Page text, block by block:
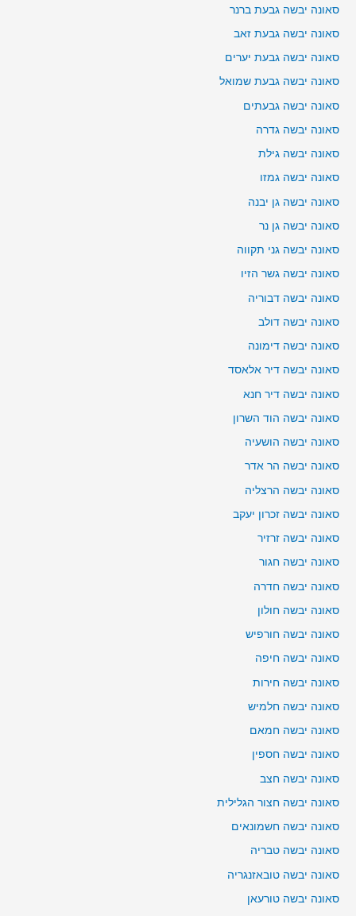
סאונה יבשה גבעת ברנר
סאונה יבשה גבעת זאב
סאונה יבשה גבעת יערים
סאונה יבשה גבעת שמואל
סאונה יבשה גבעתים
סאונה יבשה גדרה
סאונה יבשה גילת
סאונה יבשה גמזו
סאונה יבשה גן יבנה
סאונה יבשה גן נר
סאונה יבשה גני תקווה
סאונה יבשה גשר הזיו
סאונה יבשה דבוריה
סאונה יבשה דולב
סאונה יבשה דימונה
סאונה יבשה דיר אלאסד
סאונה יבשה דיר חנא
סאונה יבשה הוד השרון
סאונה יבשה הושעיה
סאונה יבשה הר אדר
סאונה יבשה הרצליה
סאונה יבשה זכרון יעקב
סאונה יבשה זרזיר
סאונה יבשה חגור
סאונה יבשה חדרה
סאונה יבשה חולון
סאונה יבשה חורפיש
סאונה יבשה חיפה
סאונה יבשה חירות
סאונה יבשה חלמיש
סאונה יבשה חמאם
סאונה יבשה חספין
סאונה יבשה חצב
סאונה יבשה חצור הגלילית
סאונה יבשה חשמונאים
סאונה יבשה טבריה
סאונה יבשה טובאזנגריה
סאונה יבשה טורעאן